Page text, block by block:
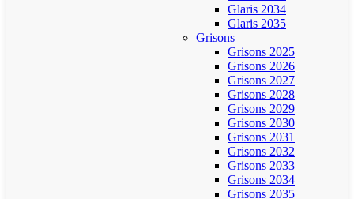
Glaris 2034
Glaris 2035
Grisons
Grisons 2025
Grisons 2026
Grisons 2027
Grisons 2028
Grisons 2029
Grisons 2030
Grisons 2031
Grisons 2032
Grisons 2033
Grisons 2034
Grisons 2035